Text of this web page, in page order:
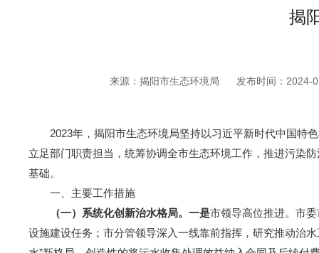
揭
来源：揭阳市生态环境局 发布时间：2024-
2023年，揭阳市生态环境局坚持以习近平新时代中国特色
立足部门职责担当，统筹协调全市生态环境工作，推进污染
基础。
一、主要工作措施
（一）系统化创新治水格局。 一是市领导高位推进。市
设施建设任务；市分管领导深入一线靠前指挥，研究推动治